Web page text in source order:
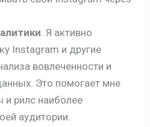
. Я активно
Instagram и другие
вовлеченности и
Это помогает мне
и рилс наиболее
аудитории.